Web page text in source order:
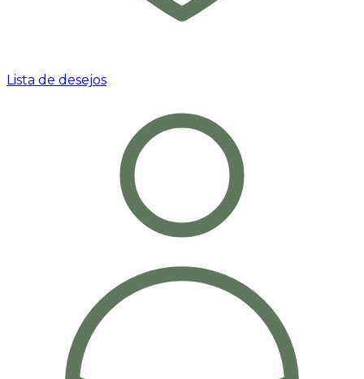
Lista de desejos